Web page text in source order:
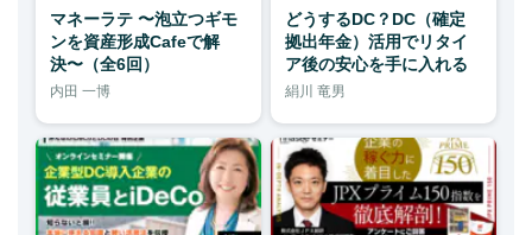
マネーラテ 〜泡立つギモ
ンを資産形成Cafeで解
決〜（全6回）
内田 一博
どうするDC？DC（確定
拠出年金）活用でリタイ
ア後の安心を手に入れる
絹川 竜男